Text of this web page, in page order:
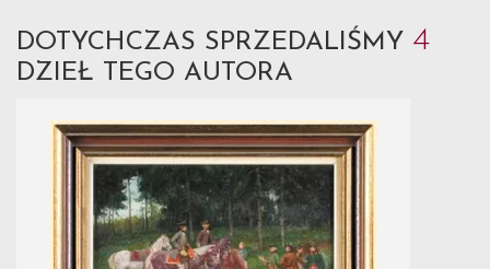
DOTYCHCZAS SPRZEDALIŚMY 4
DZIEŁ TEGO AUTORA